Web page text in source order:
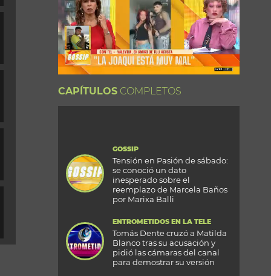
CAPÍTULOS COMPLETOS
GOSSIP
Tensión en Pasión de sábado:
se conoció un dato
inesperado sobre el
reemplazo de Marcela Baños
por Marixa Balli
ENTROMETIDOS EN LA TELE
Tomás Dente cruzó a Matilda
Blanco tras su acusación y
pidió las cámaras del canal
para demostrar su versión